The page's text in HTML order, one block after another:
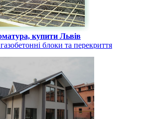
купити Львів
блоки та перекриття